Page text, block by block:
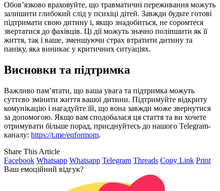
Обов’язково враховуйте, що травматичні переживання можуть
залишити глибокий слід у психіці дітей. Завжди будьте готові
підтримати свою дитину і, якщо знадобиться, не соромтеся
звертатися до фахівців. Ці дії можуть значно поліпшити як її
життя, так і ваше, зменшуючи страх втратити дитину та
паніку, яка виникає у критичних ситуаціях.
Висновки та підтримка
Важливо пам’ятати, що ваша увага та підтримка можуть
суттєво змінити життя вашої дитини. Підтримуйте відкриту
комунікацію і нагадуйте їй, що вона завжди може звернутися
за допомогою. Якщо вам сподобалася ця стаття та ви хочете
отримувати більше порад, приєднуйтесь до нашого Telegram-
каналу: https://t.me/eqformom.
Share This Article
Facebook Whatsapp Whatsapp Telegram Threads Copy Link Print
Ваш емоційний відгук?